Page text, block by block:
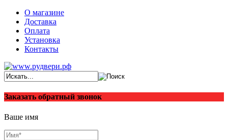
О магазине
Доставка
Оплата
Установка
Контакты
Заказать обратный звонок
Ваше имя